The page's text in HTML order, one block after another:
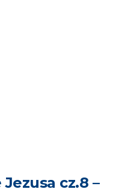
cz.8 –